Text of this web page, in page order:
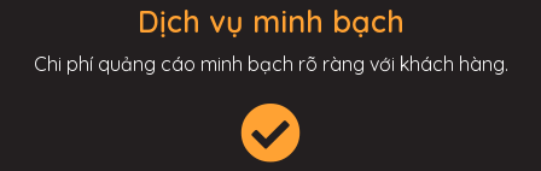
Dịch vụ minh bạch
Chi phí quảng cáo minh bạch rõ ràng với khách hàng.